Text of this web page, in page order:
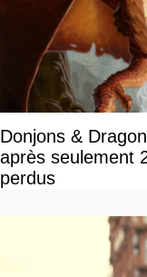
Donjons &
après seulement
perdus